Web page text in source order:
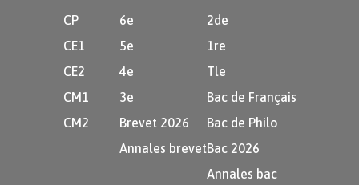
Les verbes irréguliers
j’aurais, tu aurais, il/elle/on
CP
CE1
CE2
CM1
CM2
6e
5e
4e
3e
Brevet 2026
Annales brevet
2de
1re
Tle
Bac de Français
Bac de Philo
Bac 2026
Annales bac